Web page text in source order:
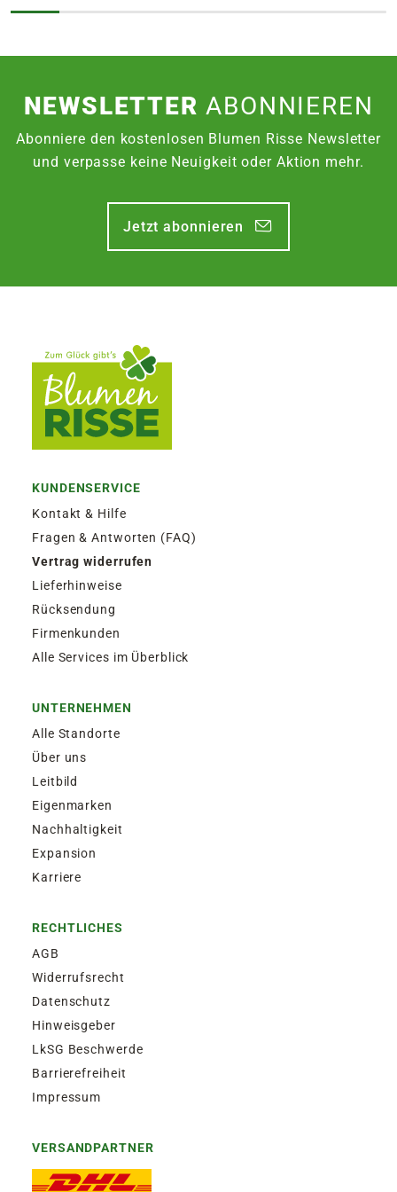
NEWSLETTERABONNIEREN
Abonniere den kostenlosen Blumen Risse Newsletter
und verpasse keine Neuigkeit oder Aktion mehr.
Jetzt abonnieren
KUNDENSERVICE
Kontakt & Hilfe
Fragen & Antworten (FAQ)
Vertrag widerrufen
Lieferhinweise
Rücksendung
Firmenkunden
Alle Services im Überblick
UNTERNEHMEN
Alle Standorte
Über uns
Leitbild
Eigenmarken
Nachhaltigkeit
Expansion
Karriere
RECHTLICHES
AGB
Widerrufsrecht
Datenschutz
Hinweisgeber
LkSG Beschwerde
Barrierefreiheit
Impressum
VERSANDPARTNER